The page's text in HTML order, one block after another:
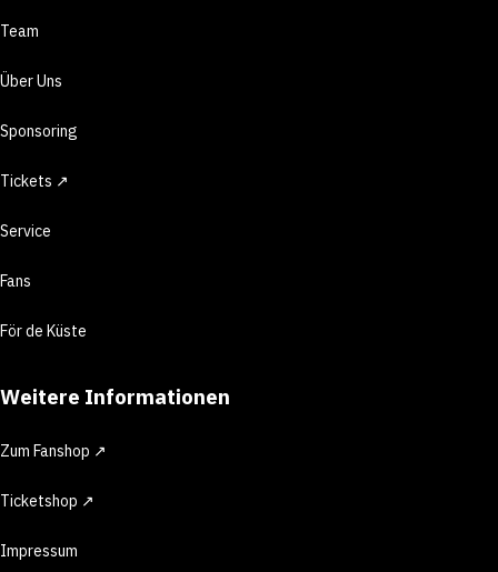
Team
Über Uns
Sponsoring
Tickets ↗
Service
Fans
För de Küste
Weitere Informationen
Zum Fanshop ↗
Ticketshop ↗
Impressum